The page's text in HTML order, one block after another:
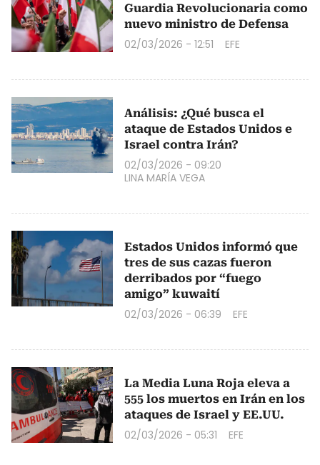
Guardia Revolucionaria como
nuevo ministro de Defensa
02/03/2026 - 12:51 EFE
Análisis: ¿Qué busca el
ataque de Estados Unidos e
Israel contra Irán?
02/03/2026 - 09:20
LINA MARÍA VEGA
Estados Unidos informó que
tres de sus cazas fueron
derribados por “fuego
amigo” kuwaití
02/03/2026 - 06:39 EFE
La Media Luna Roja eleva a
555 los muertos en Irán en los
ataques de Israel y EE.UU.
02/03/2026 - 05:31 EFE